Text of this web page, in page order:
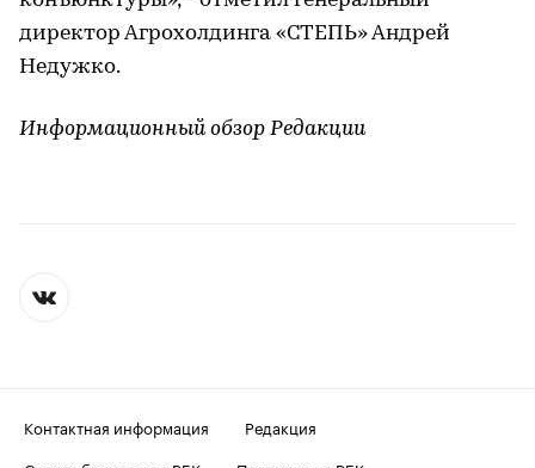
директор Агрохолдинга «СТЕПЬ» Андрей
Недужко.
Информационный обзор Редакции
Контактная информация
Редакция